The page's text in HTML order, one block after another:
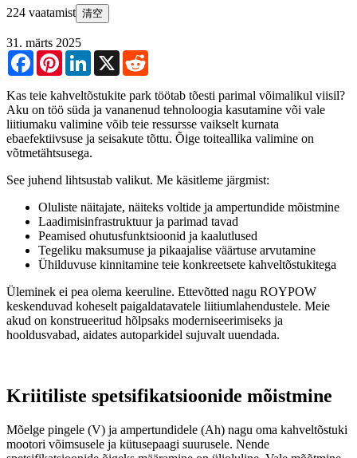
224 vaatamist 清空
31. märts 2025
FacebookPinterestLinkedIn
X
Kas teie kahveltõstukite park töötab tõesti parimal võimalikul viisil?
Aku on töö süda ja vananenud tehnoloogia kasutamine või vale
liitiumaku valimine võib teie ressursse vaikselt kurnata
ebaefektiivsuse ja seisakute tõttu. Õige toiteallika valimine on
võtmetähtsusega.
See juhend lihtsustab valikut. Me käsitleme järgmist:
Oluliste näitajate, näiteks voltide ja ampertundide mõistmine
Laadimisinfrastruktuur ja parimad tavad
Peamised ohutusfunktsioonid ja kaalutlused
Tegeliku maksumuse ja pikaajalise väärtuse arvutamine
Ühilduvuse kinnitamine teie konkreetsete kahveltõstukitega
Üleminek ei pea olema keeruline. Ettevõtted nagu ROYPOW
keskenduvad koheselt paigaldatavatele liitiumlahendustele. Meie
akud on konstrueeritud hõlpsaks moderniseerimiseks ja
hooldusvabad, aidates autoparkidel sujuvalt uuendada.
Kriitiliste spetsifikatsioonide mõistmine
Mõelge pingele (V) ja ampertundidele (Ah) nagu oma kahveltõstuki
mootori võimsusele ja kütusepaagi suurusele. Nende